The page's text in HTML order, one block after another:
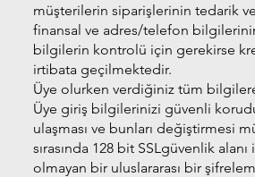
müşterilerin siparişlerinin tedarik
finansal ve adres/telefon
bilgilerin kontrolü için gerekirse
irtibata geçilmektedir.
Üye olurken verdiğiniz tüm
Üye giriş bilgilerinizi güvenli
ulaşması ve bunları değiştirmesi
sırasında 128 bit SSLgüvenlik
olmayan bir uluslararası bir